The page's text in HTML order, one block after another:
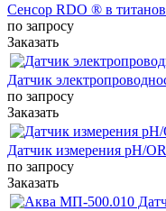
Сенсор RDO ® в
по запросу
Заказать
Датчик
по запросу
Заказать
Датчик измерения pH/
по запросу
Заказать